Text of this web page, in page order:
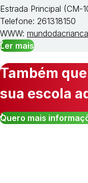
Estrada Principal (CM-
Telefone: 261318150
WWW:
Ler mais
Também
sua escola
Quero mais